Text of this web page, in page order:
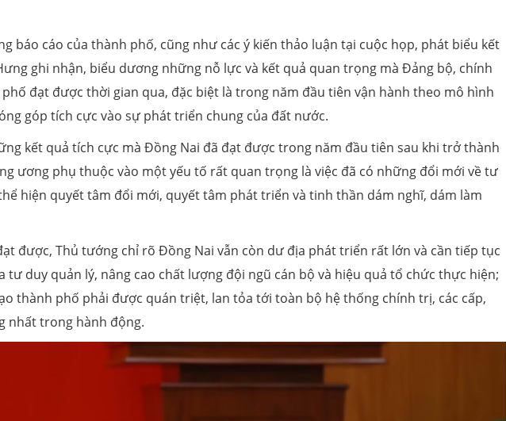
báo cáo của thành phố, cũng như các ý kiến thảo luận tại cuộc họp, phát biểu kết
ghi nhận, biểu dương những nỗ lực và kết quả quan trọng mà Đảng bộ, chính
đạt được thời gian qua, đặc biệt là trong năm đầu tiên vận hành theo mô hình
góp tích cực vào sự phát triển chung của đất nước.
kết quả tích cực mà Đồng Nai đã đạt được trong năm đầu tiên sau khi trở thành
ương phụ thuộc vào một yếu tố rất quan trọng là việc đã có những đổi mới về tư
hiện quyết tâm đổi mới, quyết tâm phát triển và tinh thần dám nghĩ, dám làm
được, Thủ tướng chỉ rõ Đồng Nai vẫn còn dư địa phát triển rất lớn và cần tiếp tục
tư duy quản lý, nâng cao chất lượng đội ngũ cán bộ và hiệu quả tổ chức thực hiện;
thành phố phải được quán triệt, lan tỏa tới toàn bộ hệ thống chính trị, các cấp,
nhất trong hành động.